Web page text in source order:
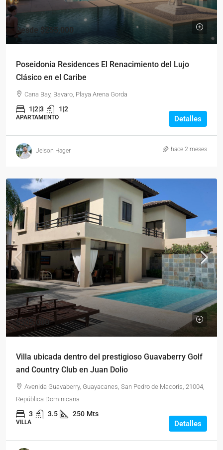
Desde $255,000
Poseidonia Residences El Renacimiento del Lujo
Clásico en el Caribe
Cana Bay, Bavaro, Playa Arena Gorda
1|2|3 1|2
APARTAMENTO Detalles
Jeison Hager hace 2 meses
$305,000
Villa ubicada dentro del prestigioso Guavaberry Golf
and Country Club en Juan Dolio
Avenida Guavaberry, Guayacanes, San Pedro de Macorís, 21004,
República Dominicana
3 3.5 250 Mts
VILLA Detalles